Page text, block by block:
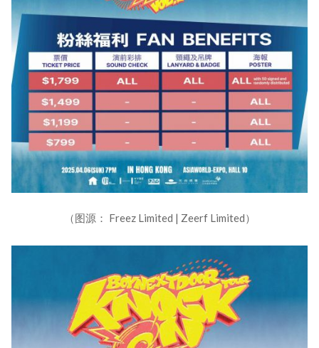
（图源： Freez Limited | Zeerf Limited）